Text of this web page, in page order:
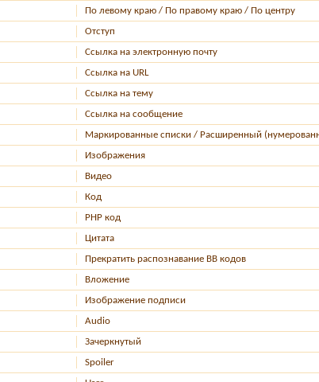
По левому краю / По правому краю / По центру
Отступ
Ссылка на электронную почту
Ссылка на URL
Ссылка на тему
Ссылка на сообщение
Маркированные списки / Расширенный
Изображения
Видео
Код
PHP код
Цитата
Прекратить распознавание BB кодов
Вложение
Изображение подписи
Audio
Зачеркнутый
Spoiler